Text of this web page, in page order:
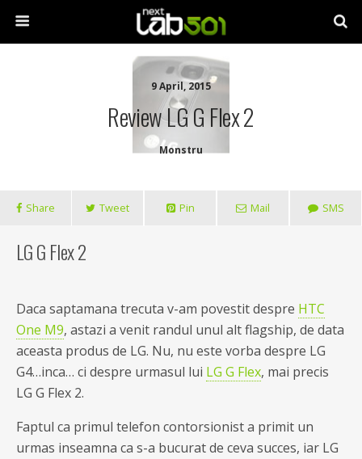
9 April, 2015
Review LG G Flex 2
Monstru
Share Tweet Pin Mail SMS
LG G Flex 2
Daca saptamana trecuta v-am povestit despre HTC
One M9, astazi a venit randul unul alt flagship, de data
aceasta produs de LG. Nu, nu este vorba despre LG
G4…inca… ci despre urmasul lui LG G Flex, mai precis
LG G Flex 2.
Faptul ca primul telefon contorsionist a primit un
urmas inseamna ca s-a bucurat de ceva succes, iar LG